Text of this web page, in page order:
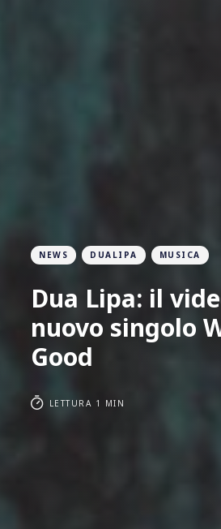
NEWS DUALIPA MUSICA
Dua Lipa: il
nuovo singolo
Good
LETTURA 1 MIN